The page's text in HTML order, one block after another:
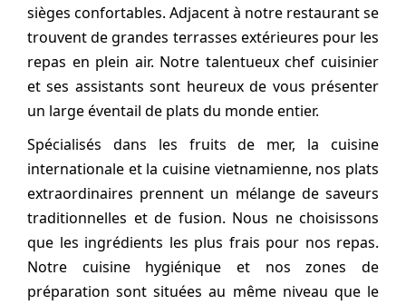
sièges confortables. Adjacent à notre restaurant se
trouvent de grandes terrasses extérieures pour les
repas en plein air. Notre talentueux chef cuisinier
et ses assistants sont heureux de vous présenter
un large éventail de plats du monde entier.
Spécialisés dans les fruits de mer, la cuisine
internationale et la cuisine vietnamienne, nos plats
extraordinaires prennent un mélange de saveurs
traditionnelles et de fusion. Nous ne choisissons
que les ingrédients les plus frais pour nos repas.
Notre cuisine hygiénique et nos zones de
préparation sont situées au même niveau que le